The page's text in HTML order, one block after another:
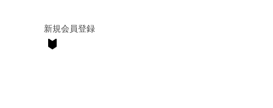
新規会員登録